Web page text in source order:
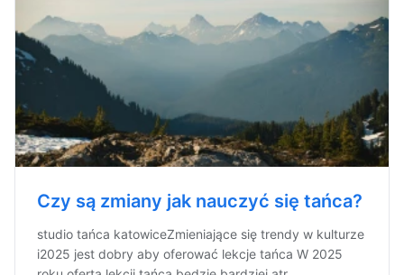
Czy są zmiany jak nauczyć się tańca?
studio tańca katowiceZmieniające się trendy w kulturze
i2025 jest dobry aby oferować lekcje tańca W 2025